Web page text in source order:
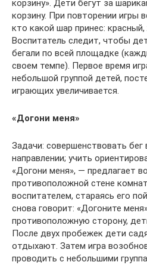
корзину». Дети бегут за
корзину. При повторении игры
кто какой шар принес:
Воспитатель следит, чтобы
бегали по всей площадке
своем темпе). Первое время
небольшой группой детей,
играющих увеличивается.
«Догони меня»
Задачи: совершенствовать бег
направлении; учить
«Догони меня», — предлагает
противоположной стене
воспитателем, стараясь его
снова говорит: «Догоните
противоположную сторону,
После двух пробежек дети
отдыхают. Затем игра
проводить с небольшими